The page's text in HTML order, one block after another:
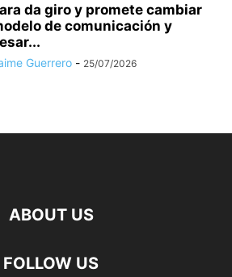
da giro y promete cambiar
de comunicación y
Guerrero - 25/07/2026
ABOUT US
FOLLOW US